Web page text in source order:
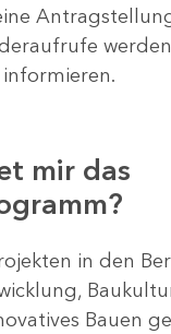
werden
mir das
in den
Bauen